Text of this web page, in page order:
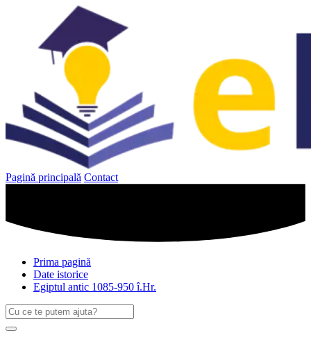
Pagină principală Contact
Prima pagină
Date istorice
Egiptul antic 1085-950 î.Hr.
Caută
după:
Search